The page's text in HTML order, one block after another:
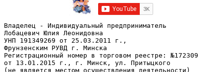
Владелец - Индивидуальный предприниматель
Лобацевич Юлия Леонидовна
УНП 191349269 от 25.03.2011 г.,
Фрунзенским РУВД г. Минска
Регистрационный номер в торговом реестре: №172309
от 13.01.2015 г., г. Минск, ул. Притыцкого
(не является местом осуществления деятельности)